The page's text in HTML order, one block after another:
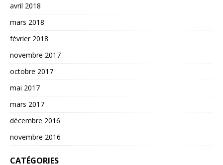
avril 2018
mars 2018
février 2018
novembre 2017
octobre 2017
mai 2017
mars 2017
décembre 2016
novembre 2016
CATÉGORIES